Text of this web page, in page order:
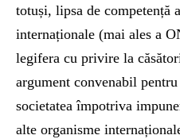
totuși, lipsa de competență
internaționale (mai ales a
legifera cu privire la
argument convenabil
societatea împotriva
alte organisme